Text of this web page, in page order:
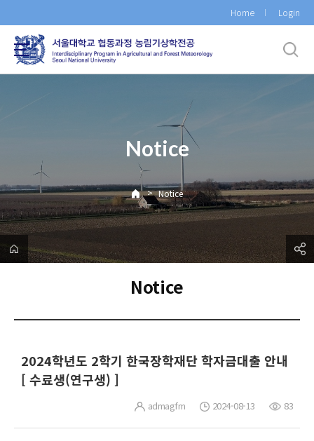
로
메
Home Login
Notice
> Notice
Notice
2024학년도 2학기 한국장학재단 학자금대출 안내
[ 수료생(연구생) ]
admagfm 2024-08-13 83